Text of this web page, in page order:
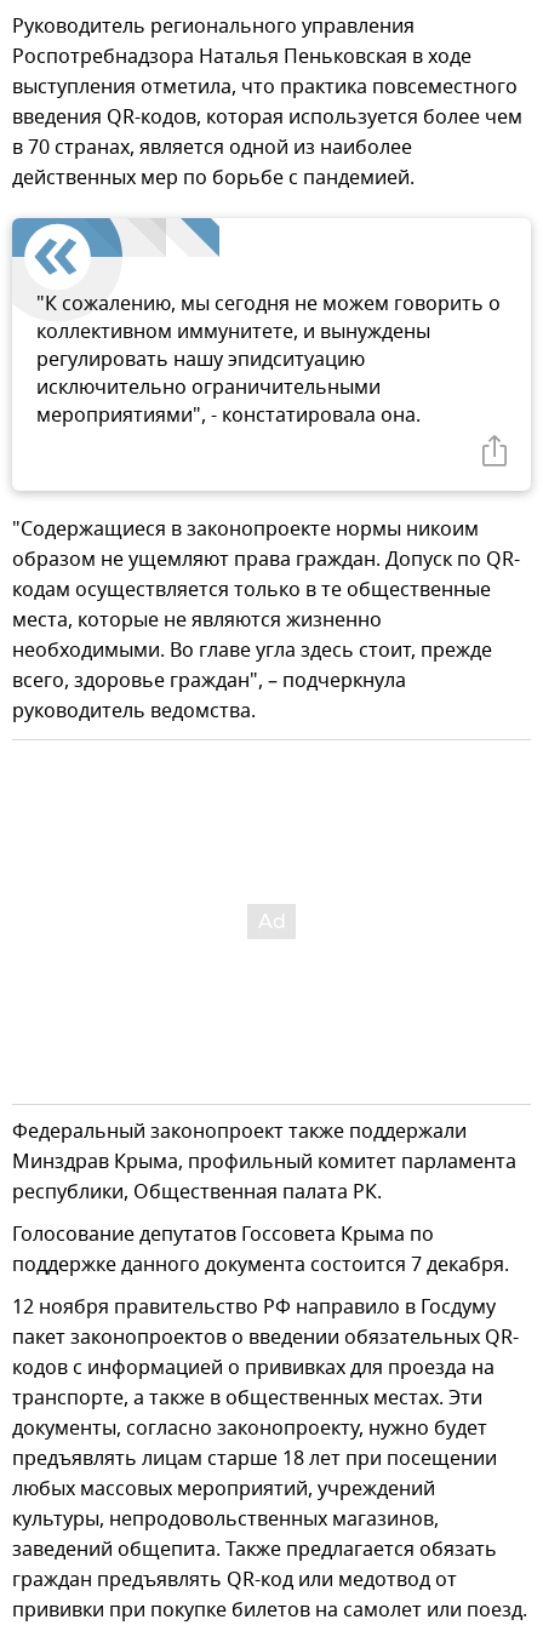
Руководитель регионального управления
Роспотребнадзора Наталья Пеньковская в ходе
выступления отметила, что практика повсеместного
введения QR-кодов, которая используется более чем
в 70 странах, является одной из наиболее
действенных мер по борьбе с пандемией.
"К сожалению, мы сегодня не можем говорить о
коллективном иммунитете, и вынуждены
регулировать нашу эпидситуацию
исключительно ограничительными
мероприятиями", - констатировала она.
"Содержащиеся в законопроекте нормы никоим
образом не ущемляют права граждан. Допуск по QR-
кодам осуществляется только в те общественные
места, которые не являются жизненно
необходимыми. Во главе угла здесь стоит, прежде
всего, здоровье граждан", – подчеркнула
руководитель ведомства.
Федеральный законопроект также поддержали
Минздрав Крыма, профильный комитет парламента
республики, Общественная палата РК.
Голосование депутатов Госсовета Крыма по
поддержке данного документа состоится 7 декабря.
12 ноября правительство РФ направило в Госдуму
пакет законопроектов о введении обязательных QR-
кодов с информацией о прививках для проезда на
транспорте, а также в общественных местах. Эти
документы, согласно законопроекту, нужно будет
предъявлять лицам старше 18 лет при посещении
любых массовых мероприятий, учреждений
культуры, непродовольственных магазинов,
заведений общепита. Также предлагается обязать
граждан предъявлять QR-код или медотвод от
прививки при покупке билетов на самолет или поезд.